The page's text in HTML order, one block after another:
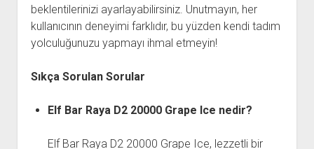
beklentilerinizi ayarlayabilirsiniz. Unutmayın, her
kullanıcının deneyimi farklıdır, bu yüzden kendi tadım
yolculuğunuzu yapmayı ihmal etmeyin!
Sıkça Sorulan Sorular
Elf Bar Raya D2 20000 Grape Ice nedir?
Elf Bar Raya D2 20000 Grape Ice, lezzetli bir